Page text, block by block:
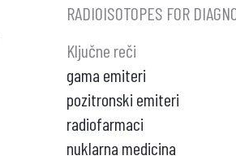
RADIOISOTOPES FOR
Ključne reči
gama emiteri
pozitronski emiteri
radiofarmaci
nuklarna medicina